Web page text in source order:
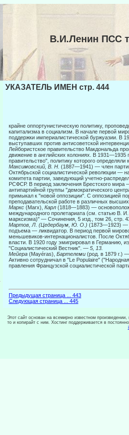
В.И.Ленин ПСС
УКАЗАТЕЛЬ ИМЕН стр. 444
крайне оппортунистическую политику,
капитализма в социализм. В начале первой
поддержки империалистической буржуазии. В
выступавших против антисоветской
Лейбористское правительство Макдональда
движение в английских колониях. В 1931—1935
правительство", политику ко­торого
Максимовский, В. Н. (1887—1941) — член
Октябрьской социалистической революции —
комитета партии, заведующий учетно-
РСФСР. В период заключения Брестского
антипартийной группы "демократического
примыкал к "новой оппозиции". С оппо­зицией
преподавательской работе в различных
Маркс (Marx), Карл (1818—1883) —
международного пролетариата (см. статью В.
марксизма)" — Сочинения, 5 изд., том 26, стр.
Мартов, Л. (Цедербаум, Ю. О.) (1873—1923) —
подъема — ликвидатор. В период первой
меньшевиков-интернационалистов. После
власти. В 1920 году эмигрировал в Германию,
"Социалистический Вестник". — 5, 13.
Мейера (Mayéras), Бартелеми (род. в 1879 г.)
Активно сотрудничал в "Le Populaire"
правления Французской социалистической
Предыдущая страница ... 443
Следующая страница ... 445
Этот сайт основан на всемирно известном
то и копирайт с ним. Хостинг поддерживается в